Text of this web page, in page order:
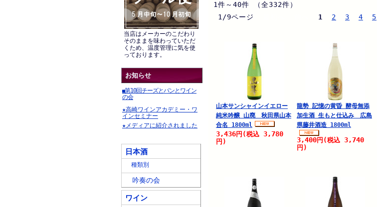
当店はメーカーのこだわり
そのままを味わっていただ
くため、温度管理に気を使
っております。
お知らせ
■第10回チーズとパンとワイン
の会
★高崎ワインアカデミー・ワ
インセミナー
★メディアに紹介されました
日本酒
種類別
吟奏の会
ワイン
1件～40件 （全332件）
1/9ページ
1 2 3 4 5
山本サンシャインイエロー
純米吟醸 山廃 秋田県山本
合名 1800ml
3,436円 (税込 3,780
円)
龍勢 記憶の黄昏 酵母無添
加生酒 生もと仕込み 広島
県藤井酒造 1800ml
3,400円 (税込 3,740
円)